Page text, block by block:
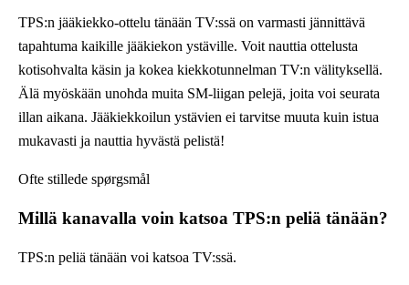
TPS:n jääkiekko-ottelu tänään TV:ssä on varmasti jännittävä
tapahtuma kaikille jääkiekon ystäville. Voit nauttia ottelusta
kotisohvalta käsin ja kokea kiekkotunnelman TV:n välityksellä.
Älä myöskään unohda muita SM-liigan pelejä, joita voi seurata
illan aikana. Jääkiekkoilun ystävien ei tarvitse muuta kuin istua
mukavasti ja nauttia hyvästä pelistä!
Ofte stillede spørgsmål
Millä kanavalla voin katsoa TPS:n peliä tänään?
TPS:n peliä tänään voi katsoa TV:ssä.